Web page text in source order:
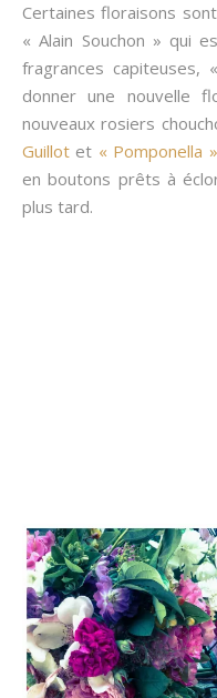
Certaines floraisons
« Alain Souchon » qui
fragrances
donner une nouvelle
nouveaux rosiers
Guillot et « Pomponella
en boutons prêts à
plus tard.